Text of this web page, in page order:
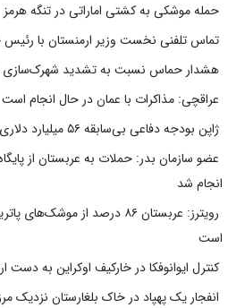
حمله موشکی به کشتی اماراتی در تنگه هرمز
تماس تلفنی نخست وزیر ارمنستان با رئیس
هشدار حماس نسبت به تشدید شهرک‌سازی
عراقچی: مذاکرات با عمان در حال انجام است
ژاپن بودجه دفاعی بی‌سابقه ۵۶ میلیارد دلاری را در نظر دارد
عضو سازمان بدر: حملات به عربستان از
انجام شد
رویترز: عربستان ۸۶ درصد از
است
کنترل ایوانوفکا در خارکیف اوکراین به دست
انفجار یک پهپاد در خاک بلغارستان نزدیک